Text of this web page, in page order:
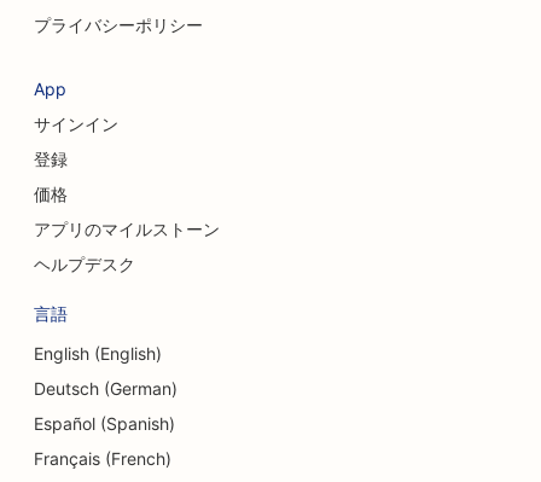
プライバシーポリシー
App
サインイン
登録
価格
アプリのマイルストーン
ヘルプデスク
言語
English (English)
Deutsch (German)
Español (Spanish)
Français (French)